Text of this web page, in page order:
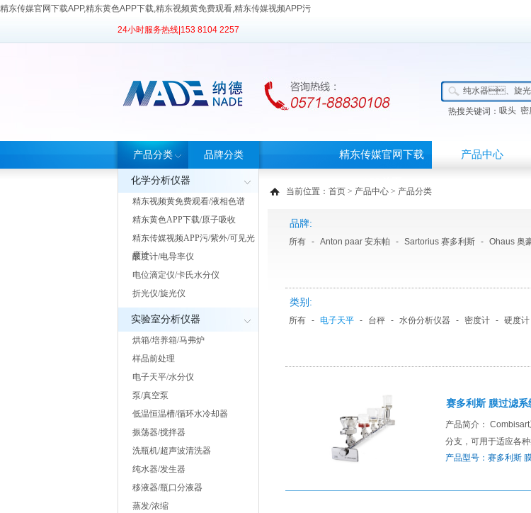
精东传媒官网下载APP,精东黄色APP下载,精东视频黄免费观看,精东传媒视频APP污
24小时服务热线| 153 8104 2257
热搜关键词： 吸头 密
产品分类
化学分析仪器
精东视频黄免费观看/液相色谱
精东黄色APP下载/原子吸收
精东传媒视频APP污/紫外/可见光
度计
酸度计/电导率仪
电位滴定仪/卡氏水分仪
折光仪/旋光仪
实验室分析仪器
烘箱/培养箱/马弗炉
样品前处理
电子天平/水分仪
泵/真空泵
低温恒温槽/循环水冷却器
振荡器/搅拌器
洗瓶机/超声波清洗器
纯水器/发生器
移液器/瓶口分液器
蒸发/浓缩
品牌分类 精东传媒官网下载 产品中心
当前位置： 首页 > 产品中心 > 产品分类
品牌:
所有 - Anton paar 安东帕 - Sartorius 赛多利斯 - Ohaus 奥
类别:
所有 - 电子天平 - 台秤 - 水份分析仪器 - 密度计 - 硬度计
赛多利斯 膜过滤
产品简介：
分支，可用于适应各
产品型号：赛多